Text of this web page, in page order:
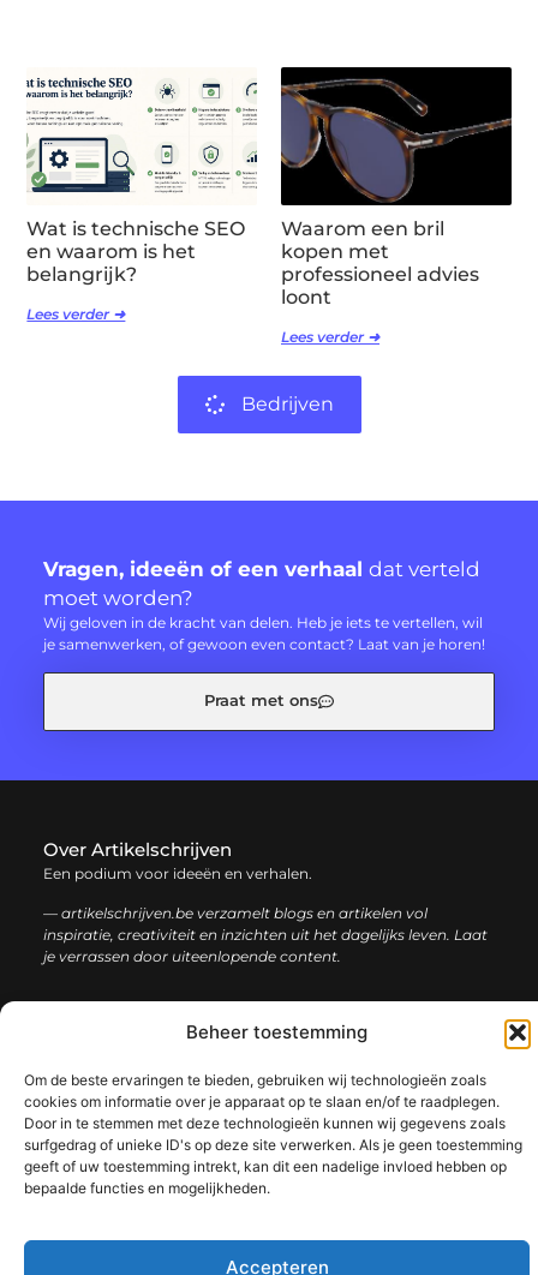
Beheer toestemming
Om de beste ervaringen te bieden, gebruiken wij technologieën zoals
cookies om informatie over je apparaat op te slaan en/of te raadplegen.
Door in te stemmen met deze technologieën kunnen wij gegevens zoals
surfgedrag of unieke ID's op deze site verwerken. Als je geen toestemming
geeft of uw toestemming intrekt, kan dit een nadelige invloed hebben op
bepaalde functies en mogelijkheden.
Accepteren
Wat is technische SEO
en waarom is het
belangrijk?
Lees verder ➜
Waarom een bril
kopen met
professioneel advies
loont
Lees verder ➜
Bedrijven
Vragen, ideeën of een verhaal dat verteld
moet worden?
Wij geloven in de kracht van delen. Heb je iets te vertellen, wil
je samenwerken, of gewoon even contact? Laat van je horen!
Praat met ons
Over Artikelschrijven
Een podium voor ideeën en verhalen.
— artikelschrijven.be verzamelt blogs en artikelen vol
inspiratie, creativiteit en inzichten uit het dagelijks leven. Laat
je verrassen door uiteenlopende content.
Bericht categorie
@2025 www.artikelschrijven.be. All Right Reserved.​